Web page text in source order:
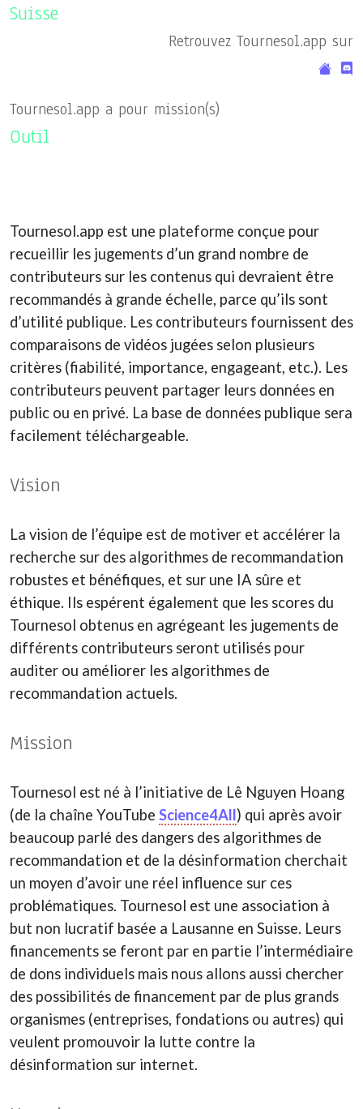
Suisse
Retrouvez Tournesol.app sur
Tournesol.app a pour mission(s)
Outil
Tournesol.app est une plateforme conçue pour
recueillir les jugements d’un grand nombre de
contributeurs sur les contenus qui devraient être
recommandés à grande échelle, parce qu’ils sont
d’utilité publique. Les contributeurs fournissent des
comparaisons de vidéos jugées selon plusieurs
critères (fiabilité, importance, engageant, etc.). Les
contributeurs peuvent partager leurs données en
public ou en privé. La base de données publique sera
facilement téléchargeable.
Vision
La vision de l’équipe est de motiver et accélérer la
recherche sur des algorithmes de recommandation
robustes et bénéfiques, et sur une IA sûre et
éthique. Ils espérent également que les scores du
Tournesol obtenus en agrégeant les jugements de
différents contributeurs seront utilisés pour
auditer ou améliorer les algorithmes de
recommandation actuels.
Mission
Tournesol est né à l’initiative de Lê Nguyen Hoang
(de la chaîne YouTube Science4All) qui après avoir
beaucoup parlé des dangers des algorithmes de
recommandation et de la désinformation cherchait
un moyen d’avoir une réel influence sur ces
problématiques. Tournesol est une association à
but non lucratif basée a Lausanne en Suisse. Leurs
financements se feront par en partie l’intermédiaire
de dons individuels mais nous allons aussi chercher
des possibilités de financement par de plus grands
organismes (entreprises, fondations ou autres) qui
veulent promouvoir la lutte contre la
désinformation sur internet.